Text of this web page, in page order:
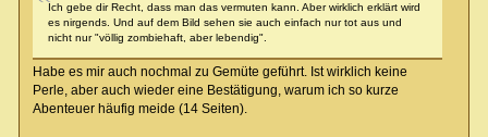
Ich gebe dir Recht, dass man das vermuten kann. Aber wirklich erklärt wird
es nirgends. Und auf dem Bild sehen sie auch einfach nur tot aus und
nicht nur "völlig zombiehaft, aber lebendig".
Habe es mir auch nochmal zu Gemüte geführt. Ist wirklich keine
Perle, aber auch wieder eine Bestätigung, warum ich so kurze
Abenteuer häufig meide (14 Seiten).